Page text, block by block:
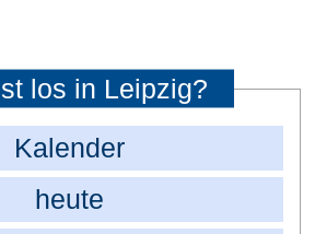
los in Leipzig?
Kalender
heute